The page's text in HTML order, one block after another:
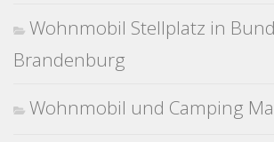
Wohnmobil Stellplatz in
Brandenburg
Wohnmobil und Camping